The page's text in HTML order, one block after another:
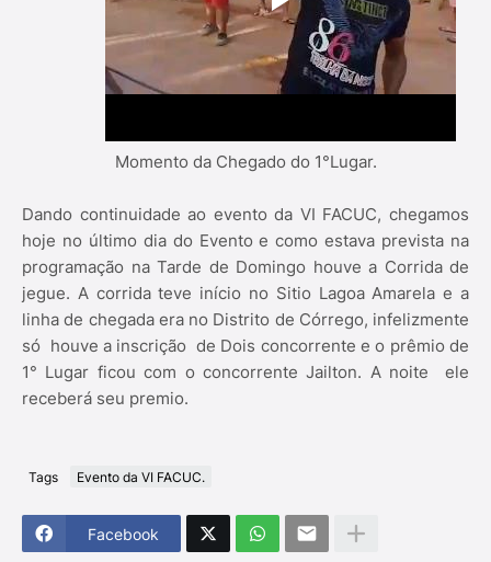
Momento da Chegado do 1°Lugar.
Dando continuidade ao evento da VI FACUC, chegamos
hoje no último dia do Evento e como estava prevista na
programação na Tarde de Domingo houve a Corrida de
jegue. A corrida teve início no Sitio Lagoa Amarela e a
linha de chegada era no Distrito de Córrego, infelizmente
só houve a inscrição de Dois concorrente e o prêmio de
1° Lugar ficou com o concorrente Jailton. A noite ele
receberá seu premio.
Tags Evento da VI FACUC.
Facebook